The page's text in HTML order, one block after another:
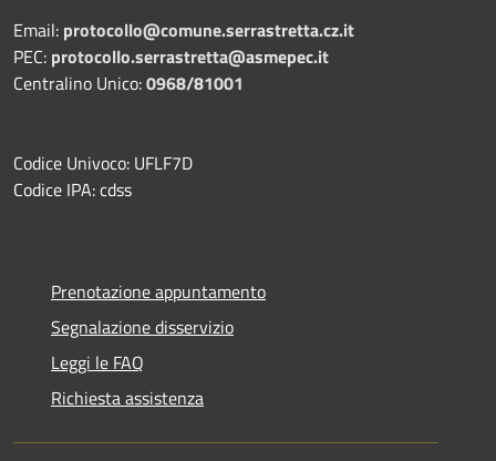
Email: protocollo@comune.serrastretta.cz.it
PEC: protocollo.serrastretta@asmepec.it
Centralino Unico:0968/81001
Codice Univoco: UFLF7D
Codice IPA: cdss
Prenotazione appuntamento
Segnalazione disservizio
Leggi le FAQ
Richiesta assistenza